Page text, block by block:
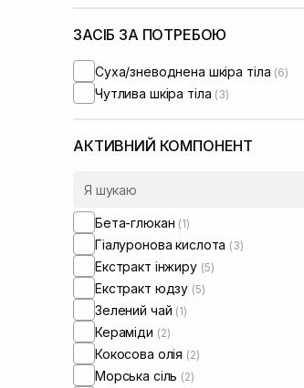
ЗАСІБ ЗА ПОТРЕБОЮ
Суха/зневоднена шкіра тіла (6)
Чутлива шкіра тіла (3)
АКТИВНИЙ КОМПОНЕНТ
Бета-глюкан (1)
Гіалуронова кислота (3)
Екстракт інжиру (5)
Екстракт юдзу (5)
Зелений чай (1)
Кераміди (2)
Кокосова олія (2)
Морська сіль (2)